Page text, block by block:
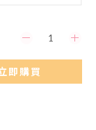
即購買